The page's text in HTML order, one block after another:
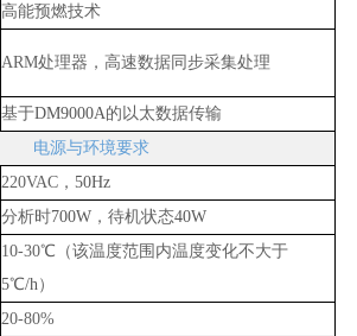
高能预燃技术
ARM处理器，高速数据同步采集处理
基于DM9000A的以太数据传输
电源与环境要求
220VAC， 50Hz
分析时700W，待机状态40W
10-30℃（该温度范围内温度变化不大于
5℃/h ）
20-80%